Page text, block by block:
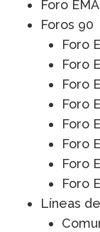
Foro
Foros 90
Foro
Foro
Foro
Foro
Foro
Foro
Foro
Foro
Líneas